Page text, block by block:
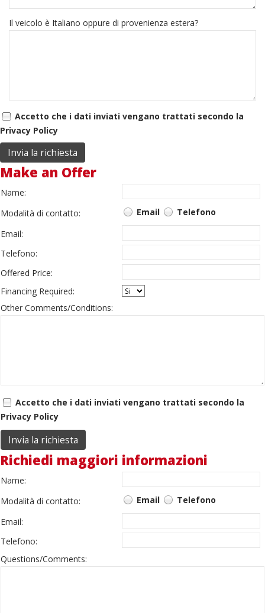
Il veicolo è Italiano oppure di provenienza estera?
Accetto che i dati inviati vengano trattati secondo la
Privacy Policy
Make an Offer
Name:
Modalità di contatto:
Email
Telefono
Email:
Telefono:
Offered Price:
Financing Required:
Other Comments/Conditions:
Accetto che i dati inviati vengano trattati secondo la
Privacy Policy
Richiedi maggiori informazioni
Name:
Modalità di contatto:
Email
Telefono
Email:
Telefono:
Questions/Comments: